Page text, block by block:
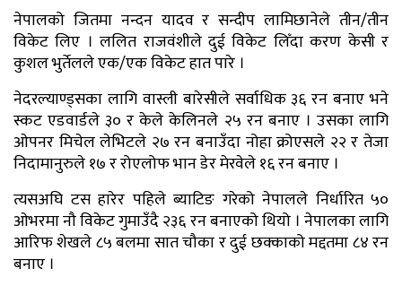
नेपालको जितमा नन्दन यादव र सन्दीप लामिछानेले तीन/तीन
विकेट लिए । ललित राजवंशीले दुई विकेट लिँदा करण केसी र
कुशल भुर्तेलले एक/एक विकेट हात पारे ।
नेदरल्याण्ड्सका लागि वास्ली बारेसीले सर्वाधिक ३६ रन बनाए भने
स्कट एडवार्डले ३० र केले केलिनले २५ रन बनाए । उसका लागि
ओपनर मिचेल लेभिटले २७ रन बनाउँदा नोहा क्रोएसले २२ र तेजा
निदामानुरुले १७ र रोएलोफ भान डेर मेरवेले १६ रन बनाए ।
त्यसअघि टस हारेर पहिले ब्याटिङ गरेको नेपालले निर्धारित ५०
ओभरमा नौ विकेट गुमाउँदै २३६ रन बनाएको थियो । नेपालका लागि
आरिफ शेखले ८५ बलमा सात चौका र दुई छक्काको मद्दतमा ८४ रन
बनाए ।